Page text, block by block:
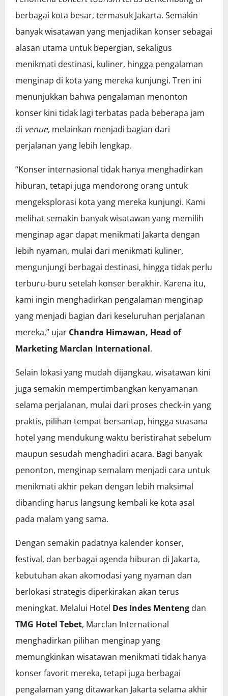
berbagai kota besar, termasuk Jakarta. Semakin
banyak wisatawan yang menjadikan konser sebagai
alasan utama untuk bepergian, sekaligus
menikmati destinasi, kuliner, hingga pengalaman
menginap di kota yang mereka kunjungi. Tren ini
menunjukkan bahwa pengalaman menonton
konser kini tidak lagi terbatas pada beberapa jam
di venue, melainkan menjadi bagian dari
perjalanan yang lebih lengkap.
“Konser internasional tidak hanya menghadirkan
hiburan, tetapi juga mendorong orang untuk
mengeksplorasi kota yang mereka kunjungi. Kami
melihat semakin banyak wisatawan yang memilih
menginap agar dapat menikmati Jakarta dengan
lebih nyaman, mulai dari menikmati kuliner,
mengunjungi berbagai destinasi, hingga tidak perlu
terburu-buru setelah konser berakhir. Karena itu,
kami ingin menghadirkan pengalaman menginap
yang menjadi bagian dari keseluruhan perjalanan
mereka,” ujar Chandra Himawan, Head of
Marketing Marclan International.
Selain lokasi yang mudah dijangkau, wisatawan kini
juga semakin mempertimbangkan kenyamanan
selama perjalanan, mulai dari proses check-in yang
praktis, pilihan tempat bersantap, hingga suasana
hotel yang mendukung waktu beristirahat sebelum
maupun sesudah menghadiri acara. Bagi banyak
penonton, menginap semalam menjadi cara untuk
menikmati akhir pekan dengan lebih maksimal
dibanding harus langsung kembali ke kota asal
pada malam yang sama.
Dengan semakin padatnya kalender konser,
festival, dan berbagai agenda hiburan di Jakarta,
kebutuhan akan akomodasi yang nyaman dan
berlokasi strategis diperkirakan akan terus
meningkat. Melalui Hotel Des Indes Menteng dan
TMG Hotel Tebet, Marclan International
menghadirkan pilihan menginap yang
memungkinkan wisatawan menikmati tidak hanya
konser favorit mereka, tetapi juga berbagai
pengalaman yang ditawarkan Jakarta selama akhir